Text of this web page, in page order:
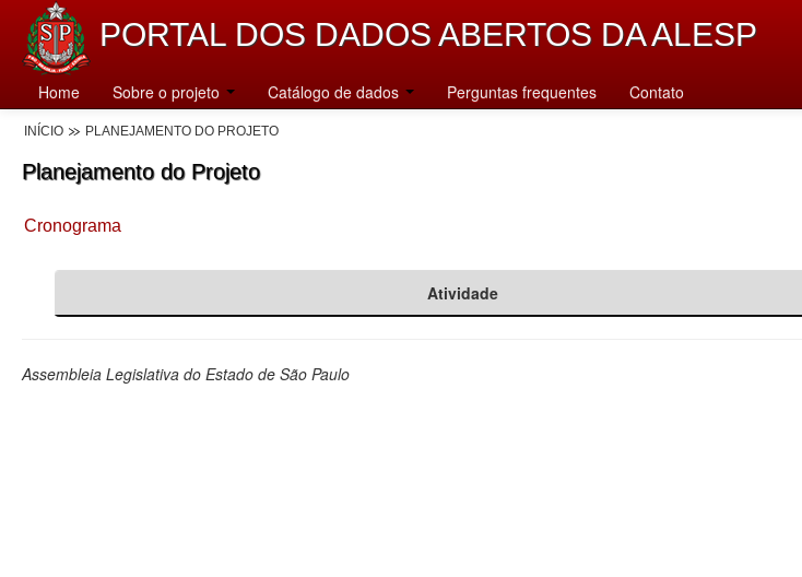
PORTAL DOS DADOS ABERTOS DA ALESP
Home Sobre o projeto Catálogo de dados Perguntas frequentes Contato
INÍCIO PLANEJAMENTO DO PROJETO
Planejamento do Projeto
Cronograma
Atividade
Assembleia Legislativa do Estado de São Paulo